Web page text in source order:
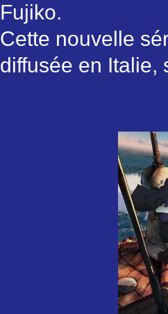
Fujiko.
Cette nouvelle
diffusée en Italie,